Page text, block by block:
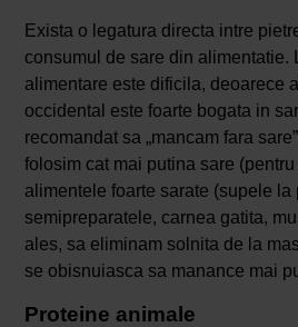
Exista o legatura directa intre
consumul de sare din alimentatie.
alimentare este dificila, deoarece
occidental este foarte bogata in
recomandat sa „mancam fara
folosim cat mai putina sare
alimentele foarte sarate (supele la
semipreparatele, carnea gatita,
ales, sa eliminam solnita de la
se obisnuiasca sa manance mai
Proteine animale